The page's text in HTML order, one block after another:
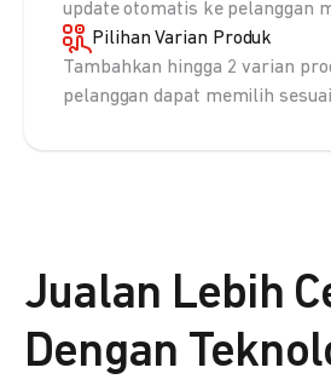
update otomatis ke pelanggan
Pilihan Varian Produk
Tambahkan hingga 2 varian
pelanggan dapat memilih
Jualan Lebih
Dengan